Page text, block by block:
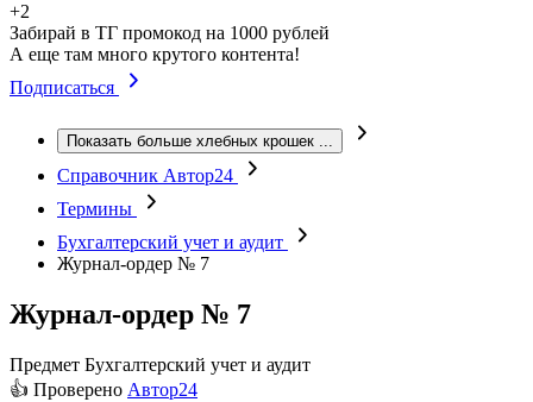
+2
Забирай в ТГ промокод на 1000 рублей
А еще там много крутого контента!
Подписаться
Показать больше хлебных крошек ...
Справочник Автор24
Термины
Бухгалтерский учет и аудит
Журнал-ордер № 7
Журнал-ордер № 7
Предмет Бухгалтерский учет и аудит
👍 Проверено Автор24